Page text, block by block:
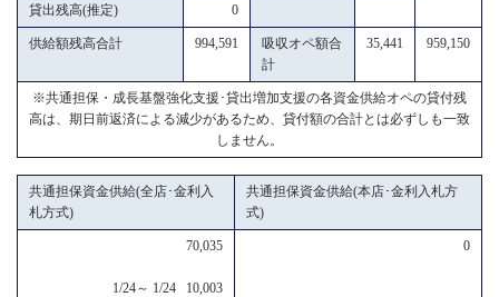
貸出残高(推定) 0
供給額残高合計 994,591
吸収オペ額合
計
35,441 959,150
※共通担保・成長基盤強化支援･貸出増加支援の各資金供給オペの貸付残
高は、期日前返済による減少があるため、貸付額の合計とは必ずしも一致
しません。
共通担保資金供給(全店･金利入
札方式)
共通担保資金供給(本店･金利入札方
式)
70,035
1/24～ 1/24 10,003
0